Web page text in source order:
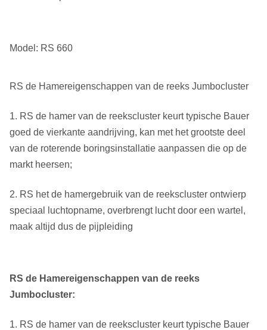
Model: RS 660
RS de Hamereigenschappen van de reeks Jumbocluster
1. RS de hamer van de reekscluster keurt typische Bauer
goed de vierkante aandrijving, kan met het grootste deel
van de roterende boringsinstallatie aanpassen die op de
markt heersen;
2. RS het de hamergebruik van de reekscluster ontwierp
speciaal luchtopname, overbrengt lucht door een wartel,
maak altijd dus de pijpleiding
RS de Hamereigenschappen van de reeks
Jumbocluster:
1. RS de hamer van de reekscluster keurt typische Bauer